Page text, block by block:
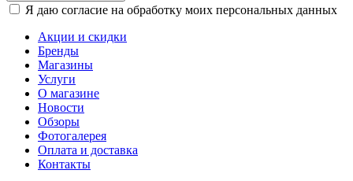
Я даю согласие на обработку моих персональных данных
Акции и скидки
Бренды
Магазины
Услуги
О магазине
Новости
Обзоры
Фотогалерея
Оплата и доставка
Контакты